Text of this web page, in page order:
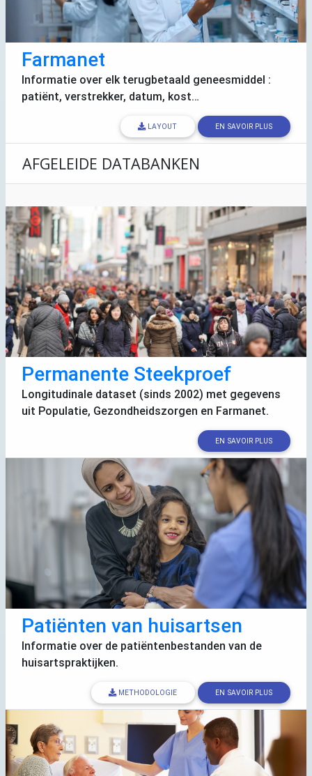
Farmanet
Informatie over elk terugbetaald geneesmiddel :
patiënt, verstrekker, datum, kost…
LAYOUT EN SAVOIR PLUS
AFGELEIDE DATABANKEN
Permanente Steekproef
Longitudinale dataset (sinds 2002) met gegevens
uit Populatie, Gezondheidszorgen en Farmanet.
EN SAVOIR PLUS
Patiënten van huisartsen
Informatie over de patiëntenbestanden van de
huisartspraktijken.
METHODOLOGIE EN SAVOIR PLUS